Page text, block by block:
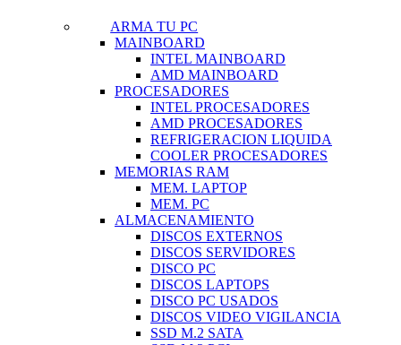
ARMA TU PC
MAINBOARD
INTEL MAINBOARD
AMD MAINBOARD
PROCESADORES
INTEL PROCESADORES
AMD PROCESADORES
REFRIGERACION LIQUIDA
COOLER PROCESADORES
MEMORIAS RAM
MEM. LAPTOP
MEM. PC
ALMACENAMIENTO
DISCOS EXTERNOS
DISCOS SERVIDORES
DISCO PC
DISCOS LAPTOPS
DISCO PC USADOS
DISCOS VIDEO VIGILANCIA
SSD M.2 SATA